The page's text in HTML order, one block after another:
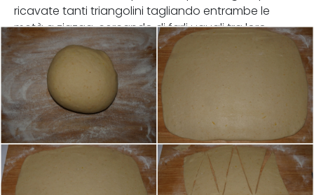
ricavate tanti triangolini tagliando entrambe le
metà a zigzag, cercando di farli uguali tra loro.